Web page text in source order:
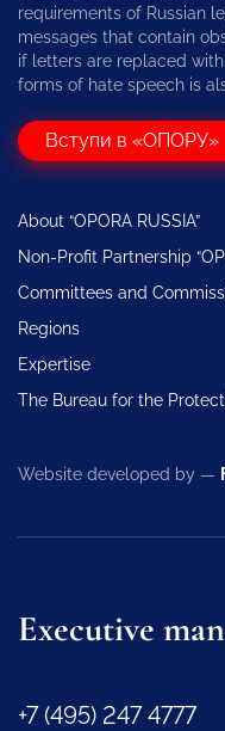
requirements of Russian
messages that contain
if letters are replaced
forms of hate speech is
Вступи в «ОПОРУ»
About “OPORA RUSSIA”
Non-Profit Partnership
Committees and
Regions
Expertise
The Bureau for the
Website developed by —
Executive
+7 (495) 247 4777